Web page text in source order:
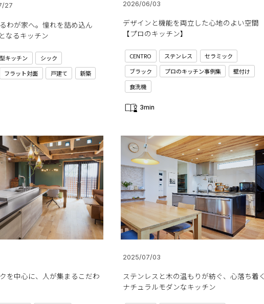
27
わが家へ。憧れを詰め込ん
なるキッチン
キッチン
シック
フラット対面 戸建て 新築
2026/06/03
デザインと機能を両立した心地のよい空間
【プロのキッチン】
CENTRO ステンレス
セラミック
ブラック
プロのキッチン事例集
壁付け
食洗機
3min
を中心に、人が集まるこだわ
2025/07/03
ステンレスと木の温もりが紡ぐ、心落ち着く
ナチュラルモダンなキッチン